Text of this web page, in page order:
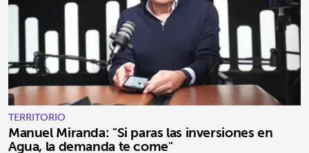
TERRITORIO
Manuel Miranda: "Si paras las inversiones en
Agua, la demanda te come"